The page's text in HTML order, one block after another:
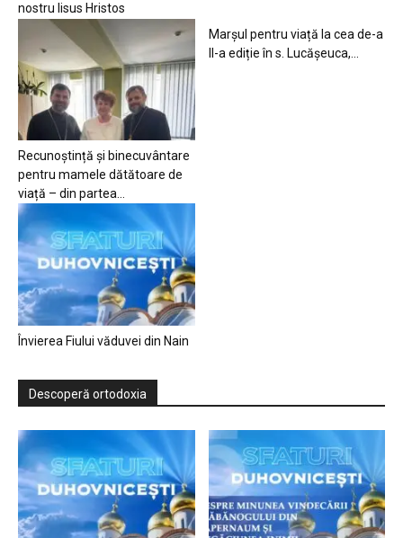
nostru Iisus Hristos
Recunoștință și binecuvântare
pentru mamele dătătoare de
viață – din partea...
Marșul pentru viață la cea de-a
II-a ediție în s. Lucășeuca,...
Învierea Fiului văduvei din Nain
Descoperă ortodoxia